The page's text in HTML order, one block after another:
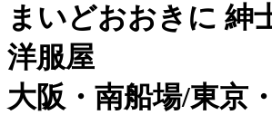
まいどおおきに 紳
洋服屋
大阪・南船場/東京